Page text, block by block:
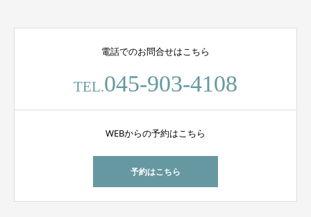
電話でのお問合せはこちら
TEL.045-903-4108
WEBからの予約はこちら
予約はこちら